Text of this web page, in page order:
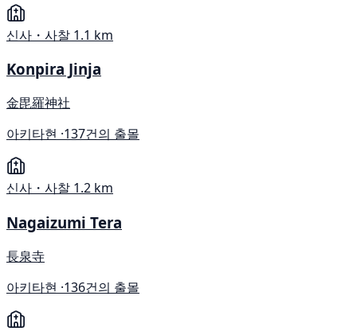
신사・사찰 1.1 km
Konpira Jinja
金毘羅神社
아키타현 ·137건의 출몰
신사・사찰 1.2 km
Nagaizumi Tera
長泉寺
아키타현 ·136건의 출몰